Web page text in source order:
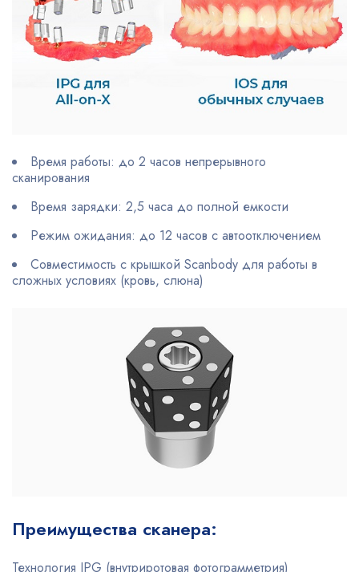
Время работы: до 2 часов непрерывного
сканирования
Время зарядки: 2,5 часа до полной емкости
Режим ожидания: до 12 часов с автоотключением
Совместимость с крышкой Scanbody для работы в
сложных условиях (кровь, слюна)
Преимущества сканера:
Технология IPG (внутриротовая фотограмметрия)